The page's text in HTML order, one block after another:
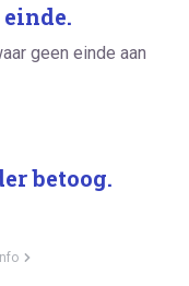
geen einde aan
betoog.